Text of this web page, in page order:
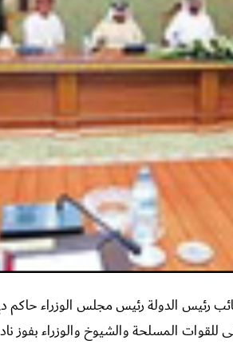
الدولة رئيس مجلس الوزراء حاكم
للقوات المسلحة والشيوخ والوزراء